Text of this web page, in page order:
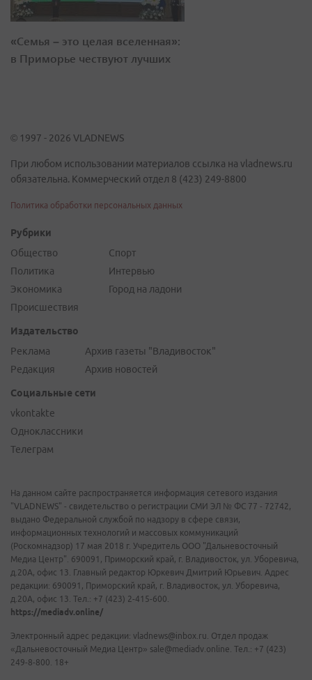
«Семья – это целая вселенная»:
в Приморье чествуют лучших
© 1997 - 2026 VLADNEWS
При любом использовании материалов ссылка на vladnews.ru
обязательна. Коммерческий отдел 8 (423) 249-8800
Политика обработки персональных данных
Рубрики
Общество
Политика
Экономика
Происшествия
Спорт
Интервью
Город на ладони
Издательство
Реклама
Редакция
Архив газеты "Владивосток"
Архив новостей
Социальные сети
vkontakte
Одноклассники
Телеграм
На данном сайте распространяется информация сетевого издания
"VLADNEWS" - свидетельство о регистрации СМИ ЭЛ № ФС 77 - 72742,
выдано Федеральной службой по надзору в сфере связи,
информационных технологий и массовых коммуникаций
(Роскомнадзор) 17 мая 2018 г. Учредитель ООО "Дальневосточный
Медиа Центр". 690091, Приморский край, г. Владивосток, ул. Уборевича,
д.20А, офис 13. Главный редактор Юркевич Дмитрий Юрьевич. Адрес
редакции: 690091, Приморский край, г. Владивосток, ул. Уборевича,
д.20А, офис 13. Тел.: +7 (423) 2-415-600.
https://mediadv.online/
Электронный адрес редакции: vladnews@inbox.ru. Отдел продаж
«Дальневосточный Медиа Центр» sale@mediadv.online. Тел.: +7 (423)
249-8-800. 18+